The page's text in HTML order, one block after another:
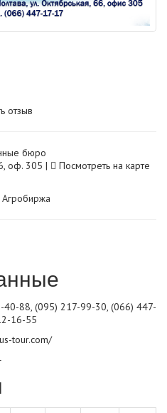
отзыв
бюро
оф. 305 |
Посмотреть на карте
88, (095) 217-99-30, (066) 447-
16-55
tour.com/